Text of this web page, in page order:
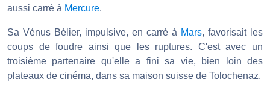
aussi carré à Mercure.
Sa Vénus Bélier, impulsive, en carré à Mars, favorisait les
coups de foudre ainsi que les ruptures. C'est avec un
troisième partenaire qu'elle a fini sa vie, bien loin des
plateaux de cinéma, dans sa maison suisse de Tolochenaz.